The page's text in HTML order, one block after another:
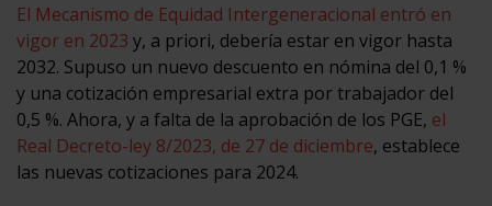
El Mecanismo de Equidad Intergeneracional entró en
vigor en 2023 y, a priori, debería estar en vigor hasta
2032. Supuso un nuevo descuento en nómina del 0,1 %
y una cotización empresarial extra por trabajador del
0,5 %. Ahora, y a falta de la aprobación de los PGE, el
Real Decreto-ley 8/2023, de 27 de diciembre, establece
las nuevas cotizaciones para 2024.